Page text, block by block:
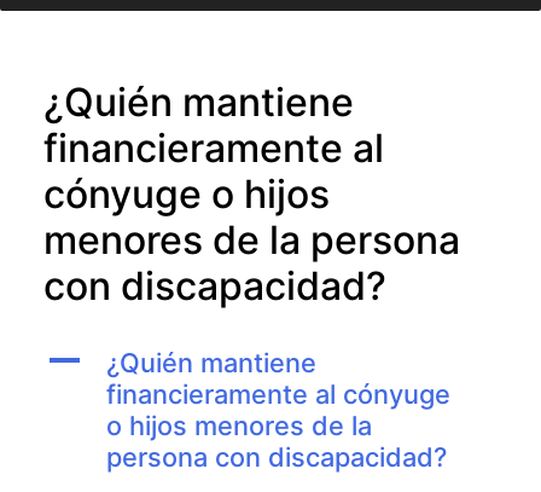
¿Quién mantiene
financieramente al
cónyuge o hijos
menores de la persona
con discapacidad?
A
¿Quién mantiene
financieramente al cónyuge
o hijos menores de la
persona con discapacidad?